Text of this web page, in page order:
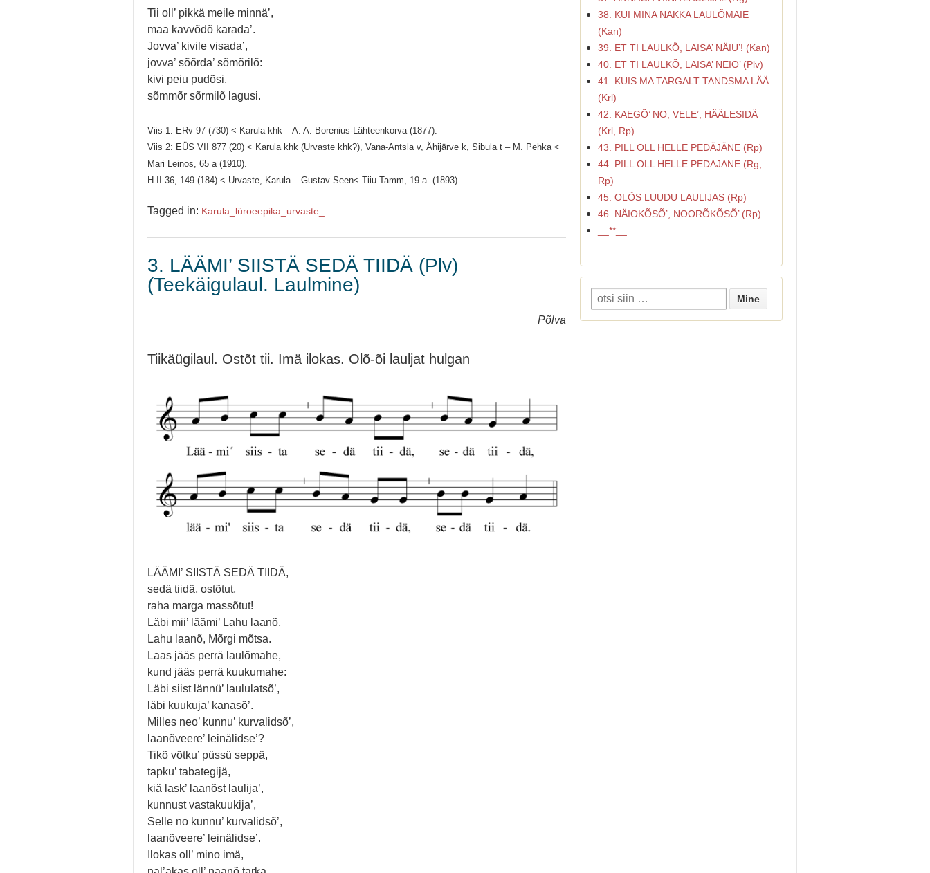
Tii oll’ pikkä meile minnä’,
maa kavvõdõ karada’.
Jovva’ kivile visada’,
jovva’ sõõrda’ sõmõrilõ:
kivi peiu pudõsi,
sõmmõr sõrmilõ lagusi.
Viis 1: ERv 97 (730) < Karula khk – A. A. Borenius-Lähteenkorva (1877).
Viis 2: EÜS VII 877 (20) < Karula khk (Urvaste khk?), Vana-Antsla v, Ähijärve k, Sibula t – M. Pehka <
Mari Leinos, 65 a (1910).
H II 36, 149 (184) < Urvaste, Karula – Gustav Seen< Tiiu Tamm, 19 a. (1893).
Tagged in: Karula_ lüroeepika_ urvaste_
3. LÄÄMI’ SIISTÄ SEDÄ TIIDÄ (Plv)
(Teekäigulaul. Laulmine)
Põlva
Tiikäügilaul. Ostõt tii. Imä ilokas. Olõ-õi lauljat hulgan
LÄÄMI’ SIISTÄ SEDÄ TIIDÄ,
sedä tiidä, ostõtut,
raha marga massõtut!
Läbi mii’ läämi’ Lahu laanõ,
Lahu laanõ, Mõrgi mõtsa.
Laas jääs perrä laulõmahe,
kund jääs perrä kuukumahe:
Läbi siist lännü’ laululatsõ’,
läbi kuukuja’ kanasõ’.
Milles neo’ kunnu’ kurvalidsõ’,
laanõveere’ leinälidse’?
Tikõ võtku’ püssü seppä,
tapku’ tabategijä,
kiä lask’ laanõst laulija’,
kunnust vastakuukija’,
Selle no kunnu’ kurvalidsõ’,
laanõveere’ leinälidse’.
Ilokas oll’ mino imä,
38. KUI MINA NAKKA LAULÕMAIE
(Kan)
39. ET TI LAULKÕ, LAISA’ NÄIU’! (Kan)
40. ET TI LAULKÕ, LAISA’ NEIO’ (Plv)
41. KUIS MA TARGALT TANDSMA LÄÄ
(Krl)
42. KAEGÕ’ NO, VELE’, HÄÄLESIDÄ
(Krl, Rp)
43. PILL OLL HELLE PEDÄJÄNE (Rp)
44. PILL OLL HELLE PEDAJANE (Rg,
Rp)
45. OLÕS LUUDU LAULIJAS (Rp)
46. NÄIOKÕSÕ’, NOORÕKÕSÕ’ (Rp)
__**__